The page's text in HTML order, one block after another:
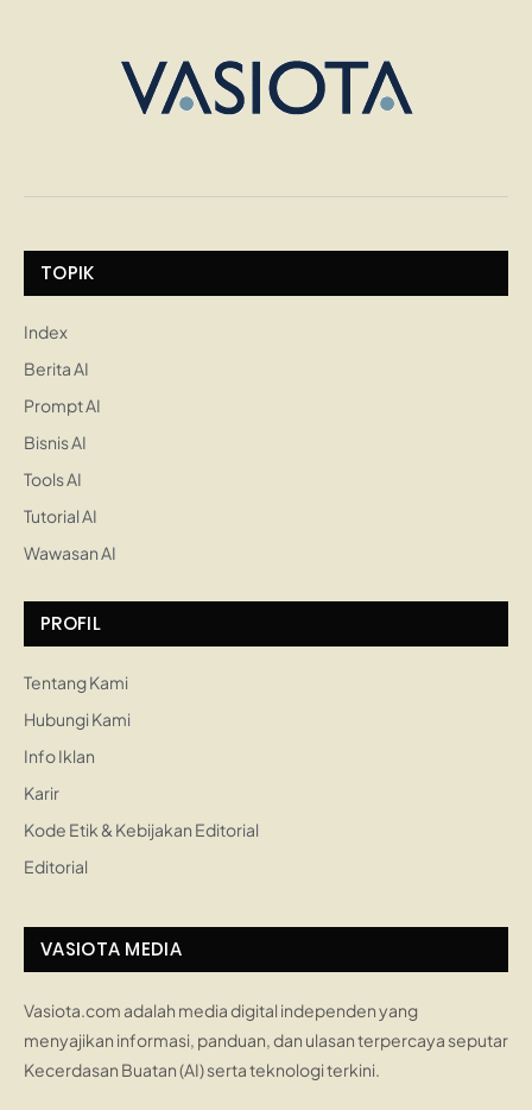
TOPIK
Index
Berita AI
Prompt AI
Bisnis AI
Tools AI
Tutorial AI
Wawasan AI
PROFIL
Tentang Kami
Hubungi Kami
Info Iklan
Karir
Kode Etik & Kebijakan Editorial
Editorial
VASIOTA MEDIA
Vasiota.com adalah media digital independen yang
menyajikan informasi, panduan, dan ulasan terpercaya seputar
Kecerdasan Buatan (AI) serta teknologi terkini.